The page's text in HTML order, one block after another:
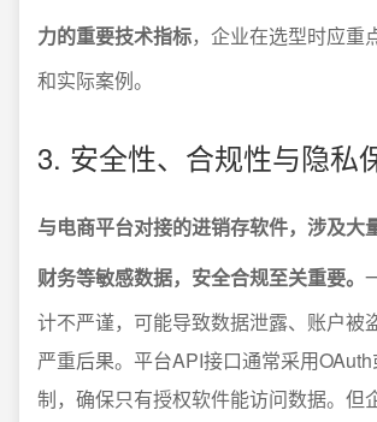
力的重要技术指标，企业在选型时应重
和实际案例。
3. 安全性、合规性与隐私
与电商平台对接的进销存软件，涉及大
财务等敏感数据，安全合规至关重要。
计不严谨，可能导致数据泄露、账户被
严重后果。平台API接口通常采用
制，确保只有授权软件能访问数据。但